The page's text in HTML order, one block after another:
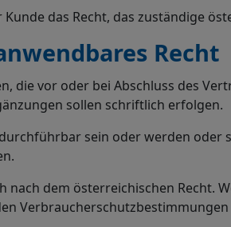
das Recht, das zuständige
Recht
die vor oder bei Abschluss des
sollen schriftlich erfolgen.
sein oder werden oder
nach dem österreichischen